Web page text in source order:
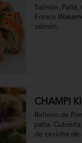
Salmón,
Fresco
salmón.
CHAMPI
Relleno de
palta.
de ceviche de